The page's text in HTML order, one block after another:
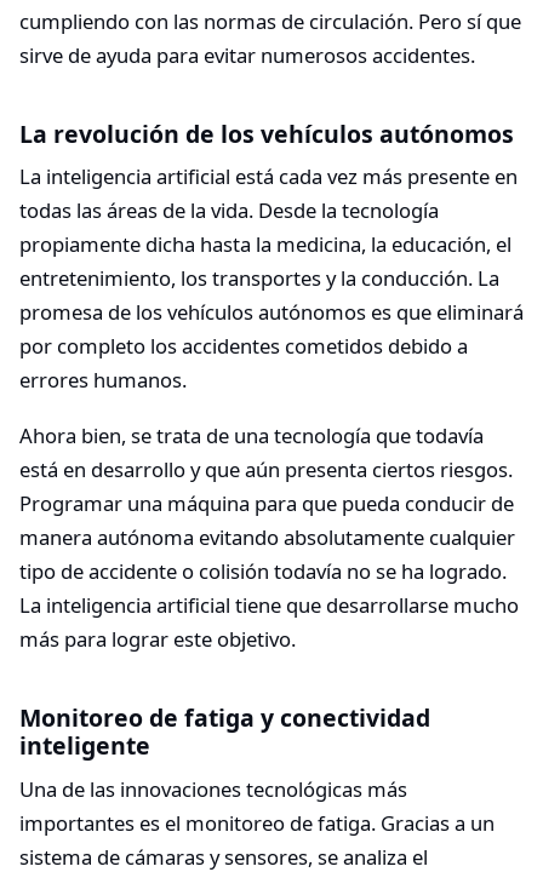
cumpliendo con las normas de circulación. Pero sí que
sirve de ayuda para evitar numerosos accidentes.
La revolución de los vehículos autónomos
La inteligencia artificial está cada vez más presente en
todas las áreas de la vida. Desde la tecnología
propiamente dicha hasta la medicina, la educación, el
entretenimiento, los transportes y la conducción. La
promesa de los vehículos autónomos es que eliminará
por completo los accidentes cometidos debido a
errores humanos.
Ahora bien, se trata de una tecnología que todavía
está en desarrollo y que aún presenta ciertos riesgos.
Programar una máquina para que pueda conducir de
manera autónoma evitando absolutamente cualquier
tipo de accidente o colisión todavía no se ha logrado.
La inteligencia artificial tiene que desarrollarse mucho
más para lograr este objetivo.
Monitoreo de fatiga y conectividad
inteligente
Una de las innovaciones tecnológicas más
importantes es el monitoreo de fatiga. Gracias a un
sistema de cámaras y sensores, se analiza el